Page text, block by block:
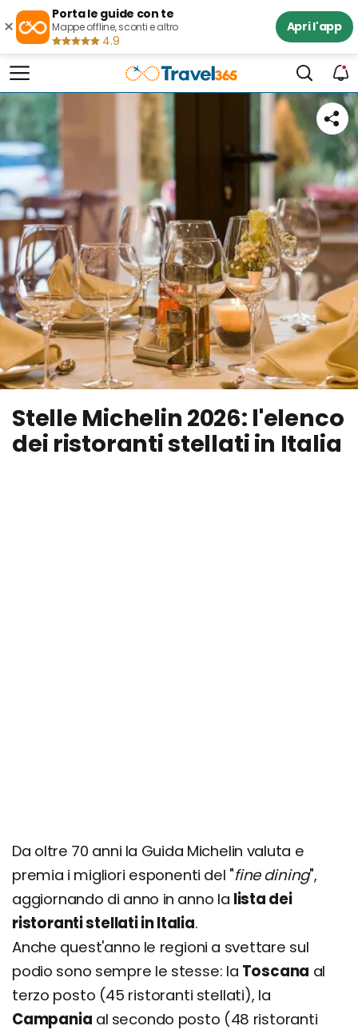
×
Porta le guide con te
Mappe offline, sconti e altro
4.9
Apri l'app
Stelle Michelin 2026: l'elenco
dei ristoranti stellati in Italia
Da oltre 70 anni la Guida Michelin valuta e
premia i migliori esponenti del "fine dining",
aggiornando di anno in anno la lista dei
ristoranti stellati in Italia.
Anche quest'anno le regioni a svettare sul
podio sono sempre le stesse: la Toscana al
terzo posto (45 ristoranti stellati), la
Campania al secondo posto (48 ristoranti